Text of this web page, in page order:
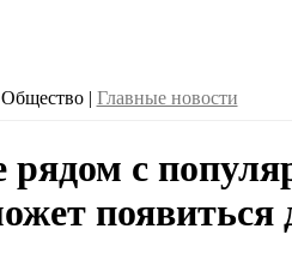
Общество | Главные новости
рядом с
появиться